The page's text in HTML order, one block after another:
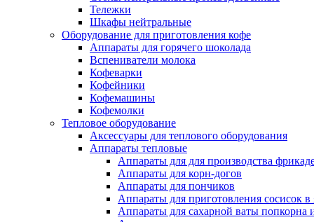
Тележки
Шкафы нейтральные
Оборудование для приготовления кофе
Аппараты для горячего шоколада
Вспениватели молока
Кофеварки
Кофейники
Кофемашины
Кофемолки
Тепловое оборудование
Аксессуары для теплового оборудования
Аппараты тепловые
Аппараты для для производства
Аппараты для корн-догов
Аппараты для пончиков
Аппараты для приготовления сосисок в
Аппараты для сахарной ваты попкорна